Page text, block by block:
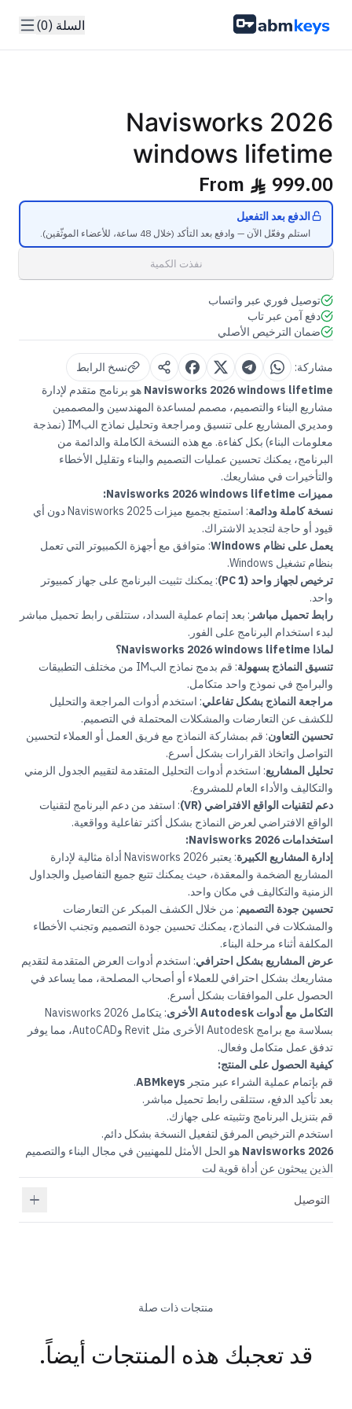
السلة (0)
Navisworks 2026
windows lifetime
From ê 999.00
الدفع بعد التفعيل
استلم وفعّل الآن — وادفع بعد التأكد (خلال 48 ساعة، للأعضاء الموثّقين).
نفذت الكمية
توصيل فوري عبر واتساب
دفع آمن عبر تاب
ضمان الترخيص الأصلي
مشاركة:
نسخ الرابط
Navisworks 2026 windows lifetime هو برنامج متقدم لإدارة
مشاريع البناء والتصميم، مصمم لمساعدة المهندسين والمصممين
ومديري المشاريع على تنسيق ومراجعة وتحليل نماذج البIM (نمذجة
معلومات البناء) بكل كفاءة. مع هذه النسخة الكاملة والدائمة من
البرنامج، يمكنك تحسين عمليات التصميم والبناء وتقليل الأخطاء
والتأخيرات في مشاريعك.
مميزات Navisworks 2026 windows lifetime:
نسخة كاملة ودائمة
: استمتع بجميع ميزات Navisworks 2025 دون أي
قيود أو حاجة لتجديد الاشتراك.
يعمل على نظام Windows
: متوافق مع أجهزة الكمبيوتر التي تعمل
بنظام تشغيل Windows.
ترخيص لجهاز واحد (1 PC)
: يمكنك تثبيت البرنامج على جهاز كمبيوتر
واحد.
رابط تحميل مباشر : بعد إتمام عملية السداد، ستتلقى رابط تحميل مباشر
لبدء استخدام البرنامج على الفور.
لماذا Navisworks 2026 windows lifetime؟
تنسيق النماذج بسهولة
: قم بدمج نماذج البIM من مختلف التطبيقات
والبرامج في نموذج واحد متكامل.
مراجعة النماذج بشكل تفاعلي: استخدم أدوات المراجعة والتحليل
للكشف عن التعارضات والمشكلات المحتملة في التصميم.
تحسين التعاون: قم بمشاركة النماذج مع فريق العمل أو العملاء لتحسين
التواصل واتخاذ القرارات بشكل أسرع.
تحليل المشاريع: استخدم أدوات التحليل المتقدمة لتقييم الجدول الزمني
والتكاليف والأداء العام للمشروع.
دعم لتقنيات الواقع الافتراضي (VR)
: استفد من دعم البرنامج لتقنيات
الواقع الافتراضي لعرض النماذج بشكل أكثر تفاعلية وواقعية.
استخدامات Navisworks 2026:
إدارة المشاريع الكبيرة
: يعتبر Navisworks 2026 أداة مثالية لإدارة
المشاريع الضخمة والمعقدة، حيث يمكنك تتبع جميع التفاصيل والجداول
الزمنية والتكاليف في مكان واحد.
تحسين جودة التصميم: من خلال الكشف المبكر عن التعارضات
والمشكلات في النماذج، يمكنك تحسين جودة التصميم وتجنب الأخطاء
المكلفة أثناء مرحلة البناء.
عرض المشاريع بشكل احترافي: استخدم أدوات العرض المتقدمة لتقديم
مشاريعك بشكل احترافي للعملاء أو أصحاب المصلحة، مما يساعد في
الحصول على الموافقات بشكل أسرع.
التكامل مع أدوات Autodesk الأخرى
: يتكامل Navisworks 2026
بسلاسة مع برامج Autodesk الأخرى مثل Revit وAutoCAD، مما يوفر
تدفق عمل متكامل وفعال.
كيفية الحصول على المنتج:
قم بإتمام عملية الشراء عبر متجر ABMkeys
.
بعد تأكيد الدفع، ستتلقى رابط تحميل مباشر.
قم بتنزيل البرنامج وتثبيته على جهازك.
استخدم الترخيص المرفق لتفعيل النسخة بشكل دائم.
Navisworks 2026
هو الحل الأمثل للمهنيين في مجال البناء والتصميم
الذين يبحثون عن أداة قوية لت
التوصيل
منتجات ذات صلة
قد تعجبك هذه المنتجات أيضاً.